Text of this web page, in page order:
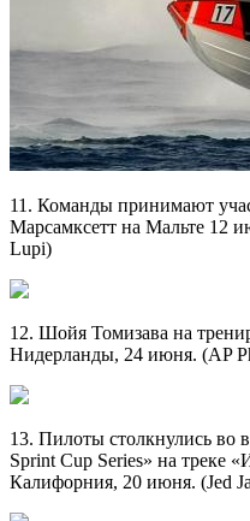
11. Команды принимают
Марсамксетт на Мальте 12
Lupi)
12. Шойя Томизава на
Нидерланды, 24 июня. (AP
13. Пилоты столкнулись во
Sprint Cup Series» на треке
Калифорния, 20 июня. (Jed